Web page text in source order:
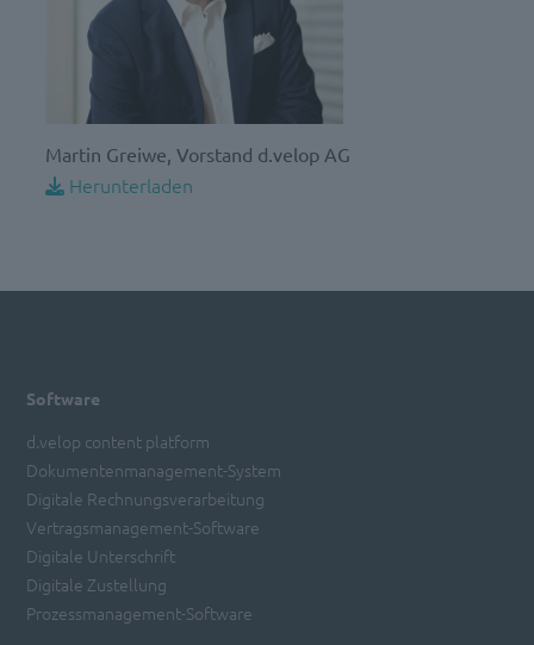
Martin Greiwe, Vorstand d.velop AG
Herunterladen
Software
d.velop content platform
Dokumentenmanagement-System
Digitale Rechnungsverarbeitung
Vertragsmanagement-Software
Digitale Unterschrift
Digitale Zustellung
Prozessmanagement-Software